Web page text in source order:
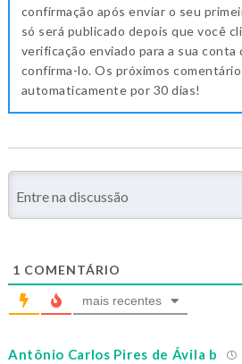
confirmação após enviar o seu
só será publicado depois que você
verificação enviado para a sua conta
confirma-lo. Os próximos
automaticamente por 30 dias!
1 COMENTÁRIO
mais recentes
Antônio Carlos Pires de Ávila b